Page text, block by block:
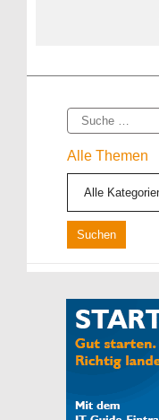
Suche
Alle Themen